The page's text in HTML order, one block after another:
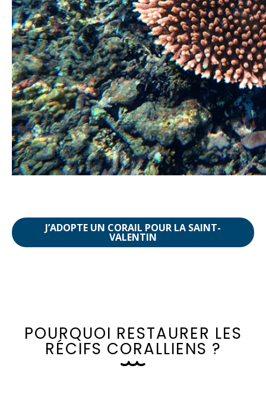
J’ADOPTE UN CORAIL POUR LA SAINT-
VALENTIN
POURQUOI RESTAURER LES
RÉCIFS CORALLIENS ?